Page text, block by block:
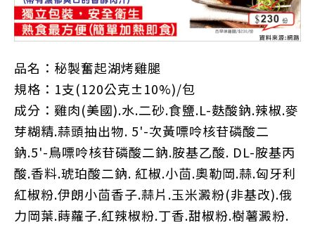
品名：秘製奮起湖烤雞腿
規格： 1支(120公克±10%)/包
成分：雞肉(美國).水.二砂.食鹽.L-麩酸鈉.辣椒.麥
芽糊精.蒜頭抽出物. 5'-次黃嘌呤核苷磷酸二
鈉.5'-鳥嘌呤核苷磷酸二鈉.胺基乙酸. DL-胺基丙
酸.香料.琥珀酸二鈉. 紅椒.小茴.奧勒岡.蒜.匈牙利
紅椒粉.伊朗小茴香子.蒜片 .玉米澱粉(非基改).俄
力岡葉.蒔蘿子.紅辣椒粉.丁香.甜椒粉.樹薯澱粉.